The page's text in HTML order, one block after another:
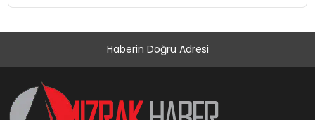
Haberin Doğru Adresi